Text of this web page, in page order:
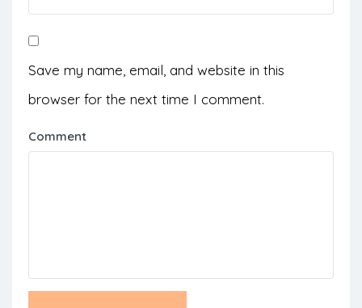
Save my name, email, and website in this
browser for the next time I comment.
Comment